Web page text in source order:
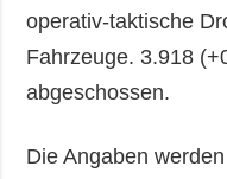
operativ-taktische
Fahrzeuge. 3.918
abgeschossen.
Die Angaben